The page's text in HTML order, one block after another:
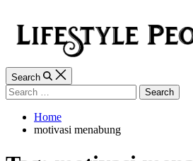
Search
Search
for:
Home
motivasi menabung